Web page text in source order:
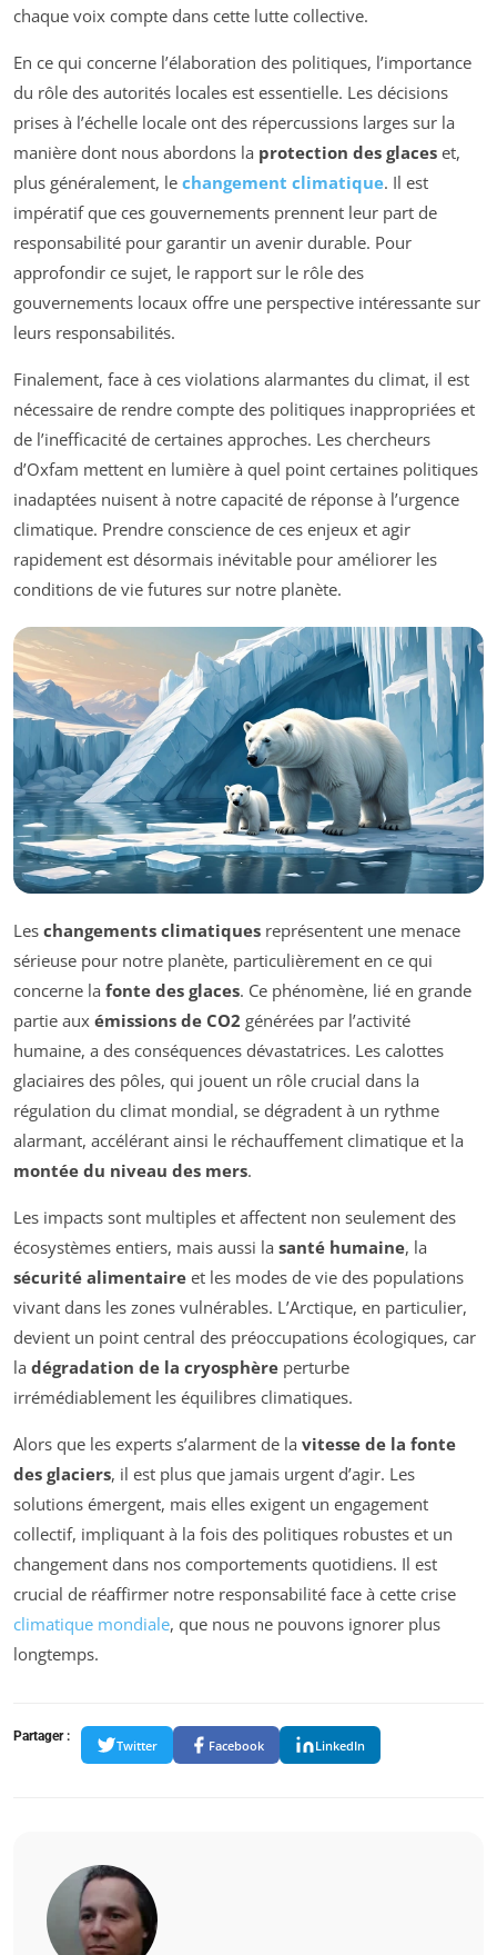
chaque voix compte dans cette lutte collective.
En ce qui concerne l’élaboration des politiques, l’importance
du rôle des autorités locales est essentielle. Les décisions
prises à l’échelle locale ont des répercussions larges sur la
manière dont nous abordons la protection des glaces et,
plus généralement, le changement climatique. Il est
impératif que ces gouvernements prennent leur part de
responsabilité pour garantir un avenir durable. Pour
approfondir ce sujet, le rapport sur le rôle des
gouvernements locaux offre une perspective intéressante sur
leurs responsabilités.
Finalement, face à ces violations alarmantes du climat, il est
nécessaire de rendre compte des politiques inappropriées et
de l’inefficacité de certaines approches. Les chercheurs
d’Oxfam mettent en lumière à quel point certaines politiques
inadaptées nuisent à notre capacité de réponse à l’urgence
climatique. Prendre conscience de ces enjeux et agir
rapidement est désormais inévitable pour améliorer les
conditions de vie futures sur notre planète.
Les changements climatiques représentent une menace
sérieuse pour notre planète, particulièrement en ce qui
concerne la fonte des glaces. Ce phénomène, lié en grande
partie aux émissions de CO2 générées par l’activité
humaine, a des conséquences dévastatrices. Les calottes
glaciaires des pôles, qui jouent un rôle crucial dans la
régulation du climat mondial, se dégradent à un rythme
alarmant, accélérant ainsi le réchauffement climatique et la
montée du niveau des mers.
Les impacts sont multiples et affectent non seulement des
écosystèmes entiers, mais aussi la santé humaine, la
sécurité alimentaire et les modes de vie des populations
vivant dans les zones vulnérables. L’Arctique, en particulier,
devient un point central des préoccupations écologiques, car
la dégradation de la cryosphère perturbe
irrémédiablement les équilibres climatiques.
Alors que les experts s’alarment de la vitesse de la fonte
des glaciers, il est plus que jamais urgent d’agir. Les
solutions émergent, mais elles exigent un engagement
collectif, impliquant à la fois des politiques robustes et un
changement dans nos comportements quotidiens. Il est
crucial de réaffirmer notre responsabilité face à cette crise
climatique mondiale, que nous ne pouvons ignorer plus
longtemps.
Partager :
Twitter Facebook LinkedIn